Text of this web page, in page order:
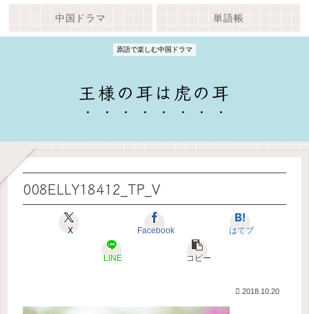
原語で楽しむ中国ドラマ
王様の耳は虎の耳
中国ドラマ 単語帳
008ELLY18412_TP_V
X Facebook はてブ
LINE コピー
2018.10.20